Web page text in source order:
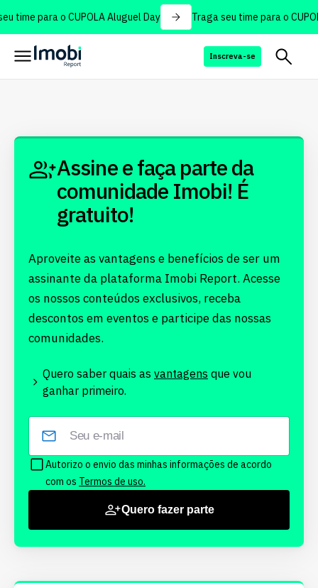
time para o CUPOLA Aluguel Day Traga seu time para o
Inscreva-se
Assine e faça parte da
comunidade Imobi! É
gratuito!
Aproveite as vantagens e benefícios de ser um
assinante da plataforma Imobi Report. Acesse
os nossos conteúdos exclusivos, receba
descontos em eventos e participe das nossas
comunidades.
Quero saber quais as vantagens que vou
ganhar primeiro.
Autorizo o envio das minhas informações de acordo
com os Termos de uso.
Quero fazer parte